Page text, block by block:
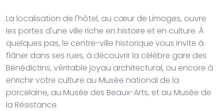
La localisation de l'hôtel, au cœur de Limoges, ouvre
les portes d'une ville riche en histoire et en culture. À
quelques pas, le centre-ville historique vous invite à
flâner dans ses rues, à découvrir la célèbre gare des
Bénédictins, véritable joyau architectural, ou encore à
enrichir votre culture au Musée national de la
porcelaine, au Musée des Beaux-Arts, et au Musée de
la Résistance.